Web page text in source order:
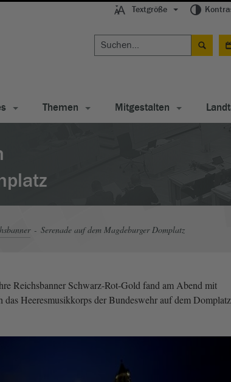
Textgröße
Themen Mitgestalten
Serenade auf dem Magdeburger Domplatz
Reichsbanner Schwarz-Rot-Gold fand am Abend mit
das Heeresmusikkorps der Bundeswehr auf dem Domplatz